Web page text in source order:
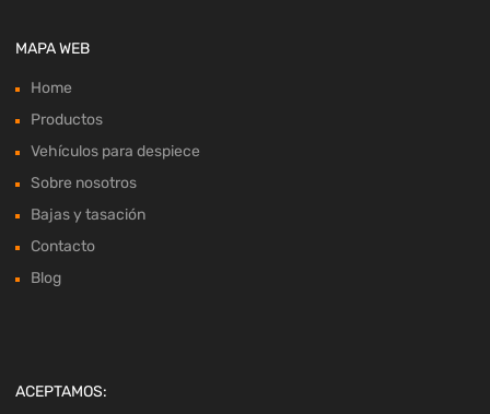
MAPA WEB
Home
Productos
Vehículos para despiece
Sobre nosotros
Bajas y tasación
Contacto
Blog
ACEPTAMOS: